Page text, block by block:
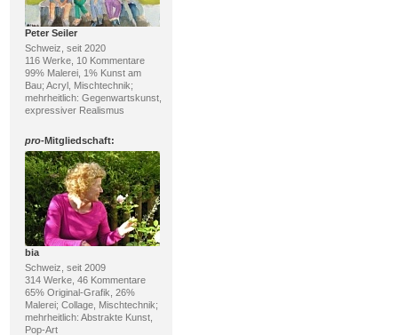
Peter Seiler
Schweiz, seit 2020
116 Werke, 10 Kommentare
99% Malerei, 1% Kunst am
Bau; Acryl, Mischtechnik;
mehrheitlich: Gegenwartskunst,
expressiver Realismus
pro-Mitgliedschaft:
bia
Schweiz, seit 2009
314 Werke, 46 Kommentare
65% Original-Grafik, 26%
Malerei; Collage, Mischtechnik;
mehrheitlich: Abstrakte Kunst,
Pop-Art